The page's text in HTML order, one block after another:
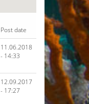
Post date
11.06.2018
- 14:33
12.09.2017
- 17:27